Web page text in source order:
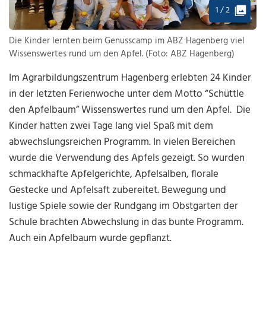
1 / 2
Die Kinder lernten beim Genusscamp im ABZ Hagenberg viel
Wissenswertes rund um den Apfel. (Foto: ABZ Hagenberg)
Im Agrarbildungszentrum Hagenberg erlebten 24 Kinder
in der letzten Ferienwoche unter dem Motto “Schüttle
den Apfelbaum” Wissenswertes rund um den Apfel. Die
Kinder hatten zwei Tage lang viel Spaß mit dem
abwechslungsreichen Programm. In vielen Bereichen
wurde die Verwendung des Apfels gezeigt. So wurden
schmackhafte Apfelgerichte, Apfelsalben, florale
Gestecke und Apfelsaft zubereitet. Bewegung und
lustige Spiele sowie der Rundgang im Obstgarten der
Schule brachten Abwechslung in das bunte Programm.
Auch ein Apfelbaum wurde gepflanzt.